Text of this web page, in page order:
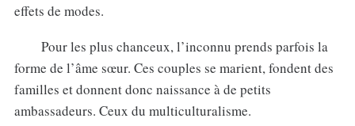
effets de modes.
Pour les plus chanceux, l’inconnu prends parfois la
forme de l’âme sœur. Ces couples se marient, fondent des
familles et donnent donc naissance à de petits
ambassadeurs. Ceux du multiculturalisme.